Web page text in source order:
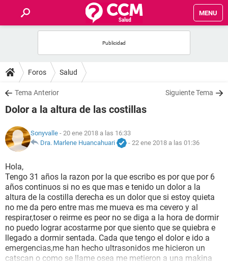
MENU
FOROS
SALUD
NUTRICIÓN
BIENESTAR
SEXUALIDAD
GLOSARIO
Foros Salud
Tema Anterior Siguiente Tema
Dolor a la altura de las costillas
Sonyvalle - 20 ene 2018 a las 16:33
Dra. Marlene Huancahuari
- 22 ene 2018 a las 01:36
Hola,
Tengo 31 años la razon por la que escribo es por que por 6
años continuos si no es que mas e tenido un dolor a la
altura de la costilla derecha es un dolor que si estoy quieta
no me da pero entre mas me mueva es ma cevero y al
respirar,toser o reirme es peor no se diga a la hora de dormir
no puedo lograr acostarme por que siento que se quiebra e
llegado a dormir sentada. Cada que tengo el dolor e ido a
emergencias,me han hecho ultrasonidos me hicieron un
catscan o como se llame osea me metieron a una makina